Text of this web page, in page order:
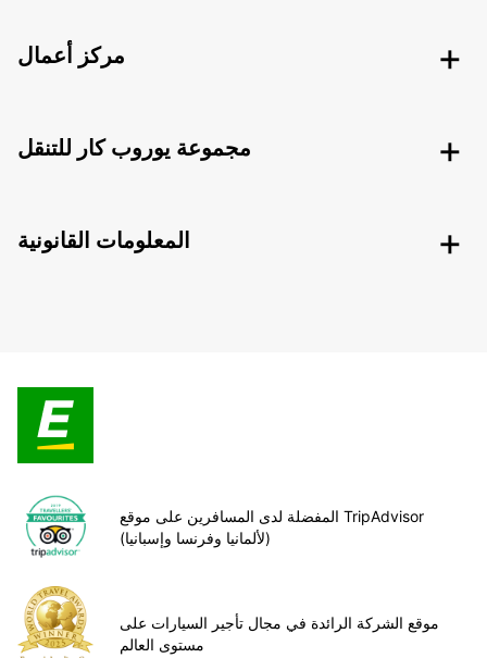
مركز أعمال
مجموعة يوروب كار للتنقل
المعلومات القانونية
المفضلة لدى المسافرين على موقع TripAdvisor
(لألمانيا وفرنسا وإسبانيا)
موقع الشركة الرائدة في مجال تأجير السيارات على
مستوى العالم